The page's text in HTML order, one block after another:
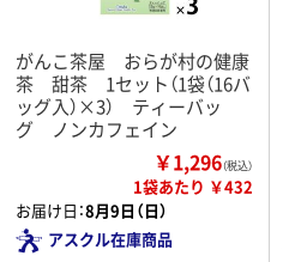
がんこ茶屋 おらが村の健康
茶 甜茶 1セット（1袋（16バ
ッグ入）×3） ティーバッ
グ ノンカフェイン
￥1,296（税込）
1袋あたり ￥432
お届け日：8月9日（日）
アスクル在庫商品